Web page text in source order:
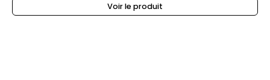
Voir le produit